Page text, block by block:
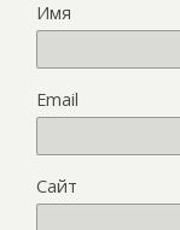
Имя
Email
Сайт